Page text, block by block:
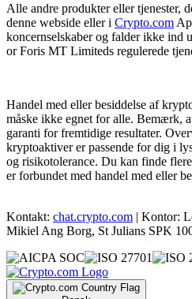
Alle andre produkter eller tjenester,
denne webside eller i Crypto.com
koncernselskaber og falder ikke
or Foris MT Limiteds regulerede
Handel med eller besiddelse af
måske ikke egnet for alle. Bemærk,
garanti for fremtidige resultater.
kryptoaktiver er passende for dig i
og risikotolerance. Du kan finde
er forbundet med handel med eller
Kontakt: chat.crypto.com | Kontor:
Mikiel Ang Borg, St Julians SPK